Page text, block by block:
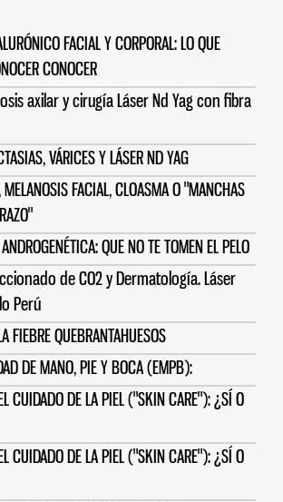
FACIAL Y CORPORAL: LO QUE
CONOCER
axilar y cirugía Láser Nd Yag con fibra
VÁRICES Y LÁSER ND YAG
MELANOSIS FACIAL, CLOASMA O "MANCHAS
QUE NO TE TOMEN EL PELO
de CO2 y Dermatología. Láser
Perú
FIEBRE QUEBRANTAHUESOS
DE MANO, PIE Y BOCA (EMPB):
CUIDADO DE LA PIEL ("SKIN CARE"): ¿SÍ O
CUIDADO DE LA PIEL ("SKIN CARE"): ¿SÍ O